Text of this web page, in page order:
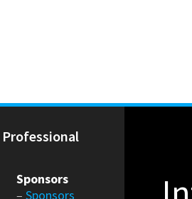
Professional
Sponsors
–Sponsors